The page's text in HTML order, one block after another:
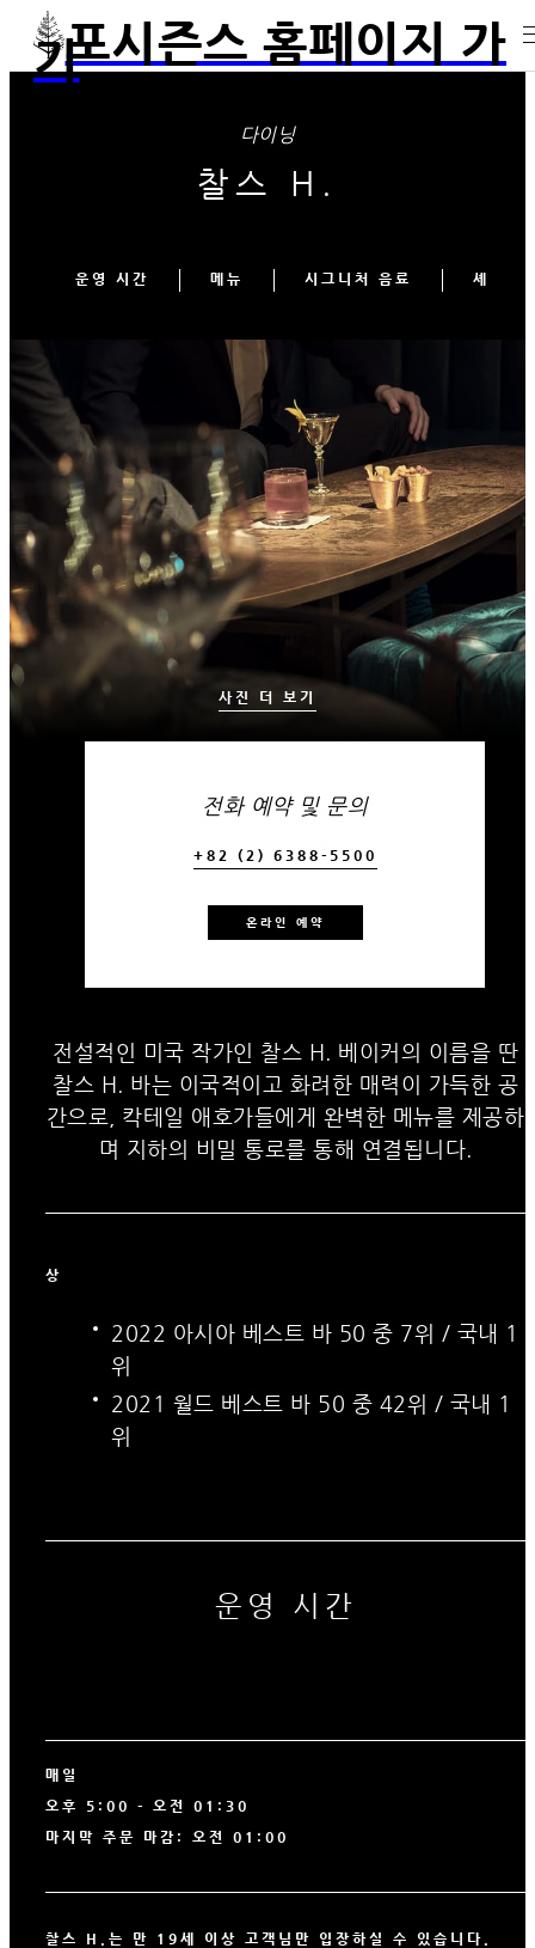
포시즌스 홈페이지 가
기
다이닝
찰스 H.
운영 시간 메뉴 시그니처 음료 셰프 팀
사진 더 보기
전화 예약 및 문의
+82 (2) 6388-5500
온라인 예약
전설적인 미국 작가인 찰스 H. 베이커의 이름을 딴
찰스 H. 바는 이국적이고 화려한 매력이 가득한 공
간으로, 칵테일 애호가들에게 완벽한 메뉴를 제공하
며 지하의 비밀 통로를 통해 연결됩니다.
상
2022 아시아 베스트 바 50 중 7위 / 국내 1
위
2021 월드 베스트 바 50 중 42위 / 국내 1
위
운영 시간
매일
오후 5:00 - 오전 01:30
마지막 주문 마감: 오전 01:00
찰스 H.는 만 19세 이상 고객님만 입장하실 수 있습니다.